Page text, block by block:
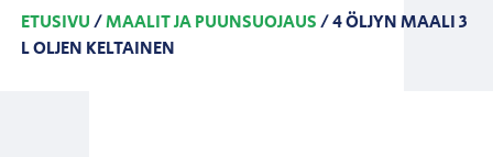
ETUSIVU/MAALIT JA PUUNSUOJAUS/ 4 ÖLJYN MAALI 3
L OLJEN KELTAINEN